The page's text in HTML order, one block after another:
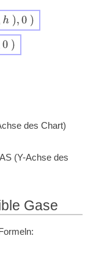
des Chart)
(Y-Achse des
Gase